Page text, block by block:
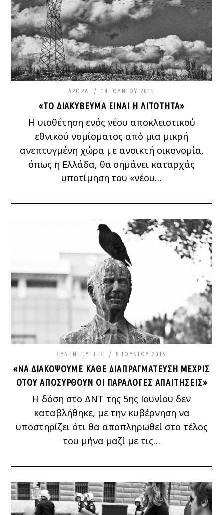
ΆΡΘΡΑ 14 ΙΟΥΝΊΟΥ 2015
«ΤΟ ΔΙΑΚΎΒΕΥΜΑ ΕΊΝΑΙ Η ΛΙΤΌΤΗΤΑ»
Η υιοθέτηση ενός νέου αποκλειστικού
εθνικού νομίσματος από μια μικρή
ανεπτυγμένη χώρα με ανοικτή οικονομία,
όπως η Ελλάδα, θα σημάνει καταρχάς
υποτίμηση του «νέου…
ΣΥΝΕΝΤΕΎΞΕΙΣ 9 ΙΟΥΝΊΟΥ 2015
«ΝΑ ΔΙΑΚΌΨΟΥΜΕ ΚΆΘΕ ΔΙΑΠΡΑΓΜΆΤΕΥΣΗ ΜΈΧΡΙΣ
ΌΤΟΥ ΑΠΟΣΥΡΘΟΎΝ ΟΙ ΠΑΡΆΛΟΓΕΣ ΑΠΑΙΤΉΣΕΙΣ»
Η δόση στο ΔΝΤ της 5ης Ιουνίου δεν
καταβλήθηκε, με την κυβέρνηση να
υποστηρίζει ότι θα αποπληρωθεί στο τέλος
του μήνα μαζί με τις…